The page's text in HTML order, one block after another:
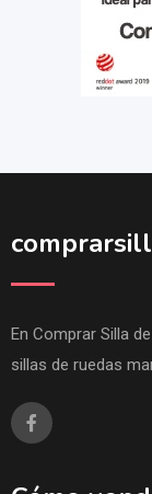
En Comprar Silla
sillas de ruedas